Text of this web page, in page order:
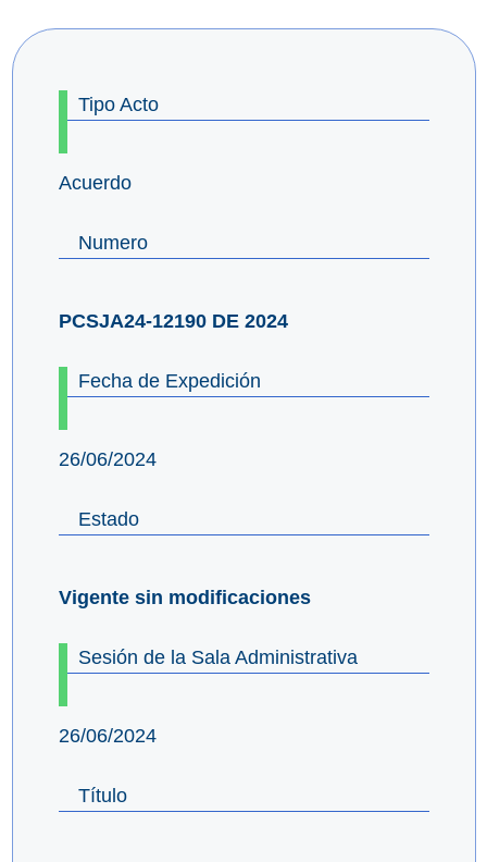
Tipo Acto
Acuerdo
Numero
PCSJA24-12190 DE 2024
Fecha de Expedición
26/06/2024
Estado
Vigente sin modificaciones
Sesión de la Sala Administrativa
26/06/2024
Título